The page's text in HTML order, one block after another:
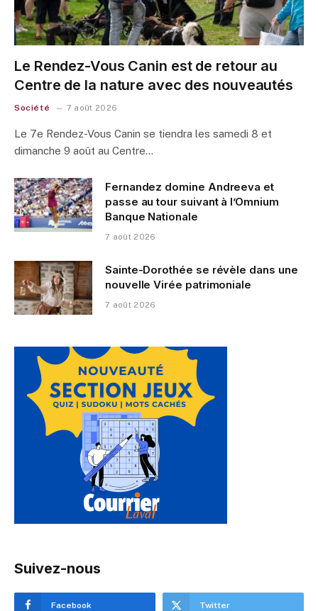
Le Rendez-Vous Canin est de retour au
Centre de la nature avec des nouveautés
Société 7 août 2026
Le 7e Rendez-Vous Canin se tiendra les samedi 8 et
dimanche 9 août au Centre…
Fernandez domine Andreeva et
passe au tour suivant à l’Omnium
Banque Nationale
7 août 2026
Sainte-Dorothée se révèle dans une
nouvelle Virée patrimoniale
7 août 2026
Suivez-nous
Facebook Twitter